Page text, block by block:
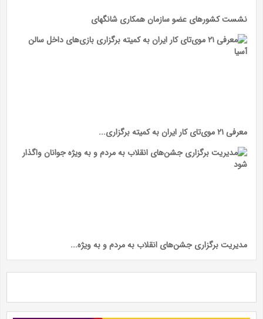
نشست کشور‌های عضو سازمان همکاری شانگهای
معرفی ۲۱ موی‌تای کار ایران به کمیته برگزاری...
مدیریت برگزاری جشن‌های انقلاب به مردم و به ویژه...